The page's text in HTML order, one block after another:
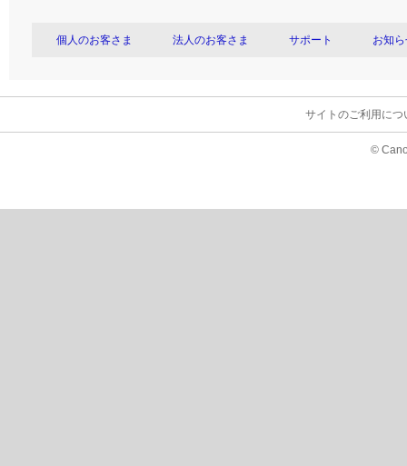
個人のお客さま 法人のお客さま サポート お知
サイトのご利用につ
©